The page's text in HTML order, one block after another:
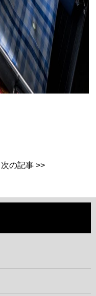
次の記事 >>